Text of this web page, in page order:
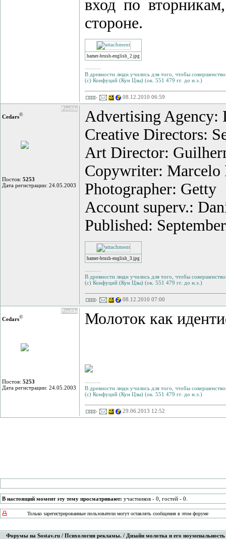
вход по
стороне.
hamer-brush-english_2.jpg
--------
В древности люди учились для того, чтобы
(с) Конфуций (Кун Цзы) (ок. 551 479 гг. до н.э.)
08.12.2010 06:59
Profile
Cedars©
Постов: 5253
Дата регистрации: 24.05.2003
Advertising Agency:
Creative Directors:
Art Director:
Copywriter: Marcelo
Photographer: Getty
Account superv.:
Published:
hamer-brush-english_3.jpg
--------
В древности люди учились для того, чтобы
(с) Конфуций (Кун Цзы) (ок. 551 479 гг. до н.э.)
08.12.2010 07:00
Profile
Cedars©
Постов: 5253
Дата регистрации: 24.05.2003
Молоток как
--------
В древности люди учились для того, чтобы
(с) Конфуций (Кун Цзы) (ок. 551 479 гг. до н.э.)
29.06.2013 12:52
В настоящий момент эту тему просматривают: участников - 0, гостей - 0.
Только зарегистрированные пользователи могут оставлять сообщения в этом форуме
Форумы на Sostav.ru / Психология рекламы. / Дизайн молотка и его ноуменальность